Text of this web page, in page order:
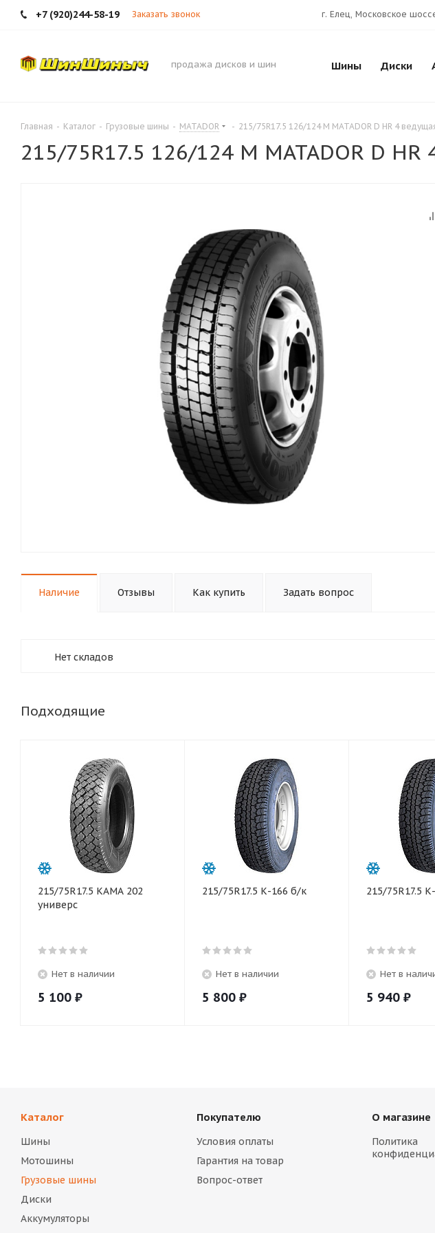
+7 (920)244-58-19 Заказать звонок г. Елец, Московское
продажа дисков и шин Шины Диски
Главная - Каталог - Грузовые шины - MATADOR - 215/75R17.5 126/124 M MATADOR D HR 4
215/75R17.5 126/124 M MATADOR D HR
Наличие Отзывы Как купить Задать вопрос
Нет складов
Подходящие
215/75R17.5 КАМА 202
универс
Нет в наличии
5 100 ₽
215/75R17.5 К-166 б/к
Нет в наличии
5 800 ₽
215/75R17.5
Нет в
5 940 ₽
Каталог
Шины
Мотошины
Грузовые шины
Диски
Аккумуляторы
Покупателю
Условия оплаты
Гарантия на товар
Вопрос-ответ
О магазине
Политика